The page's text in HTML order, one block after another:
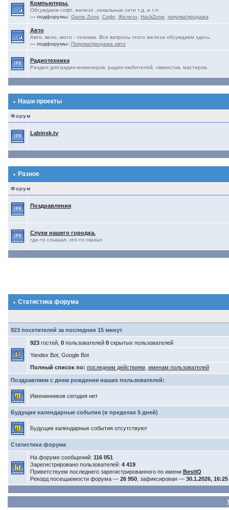
Компьютеры.
Обсуждаем софт, железо ,локальные сети т.д. и т.п.
— подфорумы: Game Zone Софт, Железо HackZone покупка/продажа
Авто
Авто, вело, мото - техника. Все вопросы этого железа обсуждаем здесь.
— подфорумы: Покупка/продажа авто
Радиотехника
Раздел для радио-инженеров, радио-любителей, связистов, мастеров.
Наши проекты
Форум
Labinsk.tv
Разное
Форум
Поздравления
Слухи нашего городка.
где-то слышал, кто-то сказал
Статистика форума
923 посетителей за последние 15 минут
923гостей, 0пользователей 0скрытых пользователей
Yandex Bot, Google Bot
Полный список по: последним действиям именам пользователей
Поздравляем с днем рождения наших пользователей:
Именинников сегодня нет
Будущие календарные события (в пределах 5 дней)
Будущие календарные события отсутствуют
Статистика форума
На форуме сообщений: 116 051
Зарегистрировано пользователей: 4 419
Приветствуем последнего зарегистрированного по имени BestIQ
Рекорд посещаемости форума — 26 950, зафиксирован — 30.1.2026, 16:25